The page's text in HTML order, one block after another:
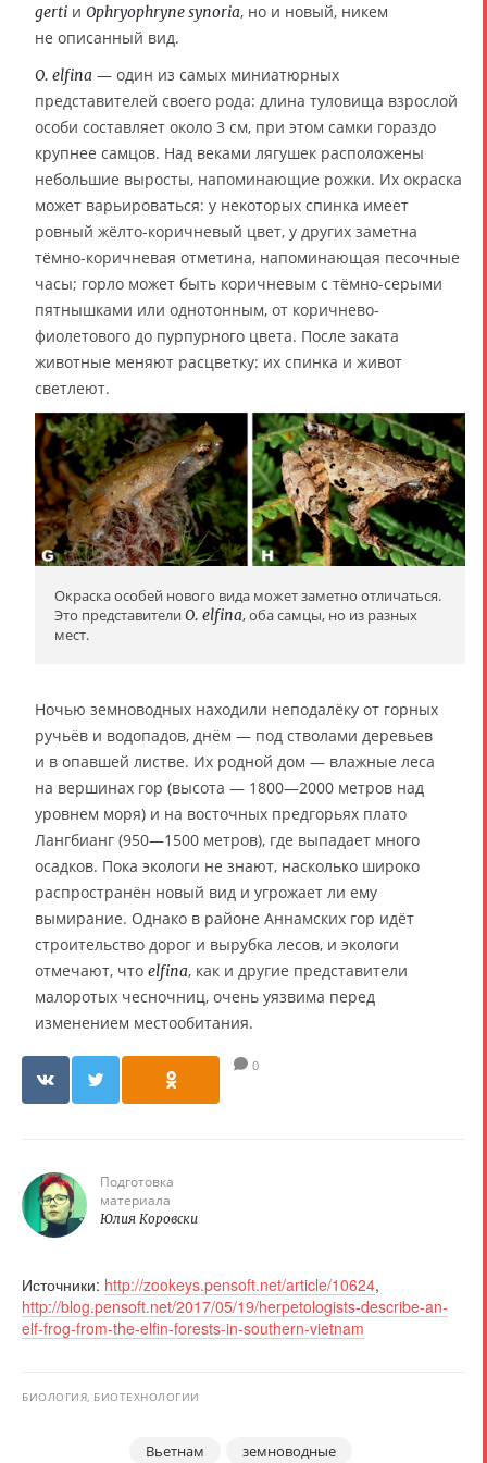
gerti и Ophryophryne synoria, но и новый, никем
не описанный вид.
O. elfina — один из самых миниатюрных
представителей своего рода: длина туловища взрослой
особи составляет около 3 см, при этом самки гораздо
крупнее самцов. Над веками лягушек расположены
небольшие выросты, напоминающие рожки. Их окраска
может варьироваться: у некоторых спинка имеет
ровный жёлто-коричневый цвет, у других заметна
тёмно-коричневая отметина, напоминающая песочные
часы; горло может быть коричневым с тёмно-серыми
пятнышками или однотонным, от коричнево-
фиолетового до пурпурного цвета. После заката
животные меняют расцветку: их спинка и живот
светлеют.
Окраска особей нового вида может заметно отличаться.
Это представители O. elfina, оба самцы, но из разных
мест.
Ночью земноводных находили неподалёку от горных
ручьёв и водопадов, днём — под стволами деревьев
и в опавшей листве. Их родной дом — влажные леса
на вершинах гор (высота — 1800—2000 метров над
уровнем моря) и на восточных предгорьях плато
Лангбианг (950—1500 метров), где выпадает много
осадков. Пока экологи не знают, насколько широко
распространён новый вид и угрожает ли ему
вымирание. Однако в районе Аннамских гор идёт
строительство дорог и вырубка лесов, и экологи
отмечают, что elfina, как и другие представители
малоротых чесночниц, очень уязвима перед
изменением местообитания.
0
Подготовка
материала
Юлия Коровски
Источники: http://zookeys.pensoft.net/article/10624,
http://blog.pensoft.net/2017/05/19/herpetologists-describe-an-
elf-frog-from-the-elfin-forests-in-southern-vietnam
БИОЛОГИЯ, БИОТЕХНОЛОГИИ
Вьетнам земноводные